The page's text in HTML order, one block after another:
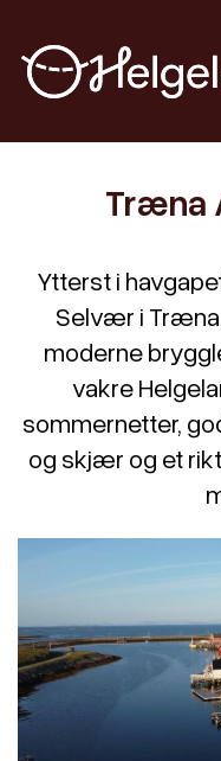
Træna
Ytterst i
Selvær i
moderne
vakre
sommernetter,
og skjær og et